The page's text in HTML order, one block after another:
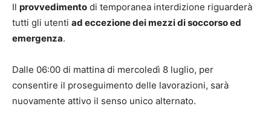
Il provvedimento di temporanea interdizione riguarderà
tutti gli utenti ad eccezione dei mezzi di soccorso ed
emergenza.
Dalle 06:00 di mattina di mercoledì 8 luglio, per
consentire il proseguimento delle lavorazioni, sarà
nuovamente attivo il senso unico alternato.